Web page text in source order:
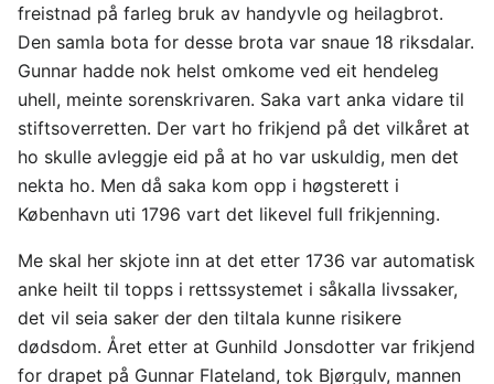
freistnad på farleg bruk av handyvle og heilagbrot.
Den samla bota for desse brota var snaue 18 riksdalar.
Gunnar hadde nok helst omkome ved eit hendeleg
uhell, meinte sorenskrivaren. Saka vart anka vidare til
stiftsoverretten. Der vart ho frikjend på det vilkåret at
ho skulle avleggje eid på at ho var uskuldig, men det
nekta ho. Men då saka kom opp i høgsterett i
København uti 1796 vart det likevel full frikjenning.
Me skal her skjote inn at det etter 1736 var automatisk
anke heilt til topps i rettssystemet i såkalla livssaker,
det vil seia saker der den tiltala kunne risikere
dødsdom. Året etter at Gunhild Jonsdotter var frikjend
for drapet på Gunnar Flateland, tok Bjørgulv, mannen